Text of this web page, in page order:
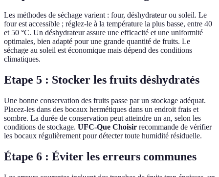
Les méthodes de séchage varient : four, déshydrateur ou soleil. Le
four est accessible ; réglez-le à la température la plus basse, entre 40
et 50 °C. Un déshydrateur assure une efficacité et une uniformité
optimales, bien adapté pour une grande quantité de fruits. Le
séchage au soleil est économique mais dépend des conditions
climatiques.
Etape 5 : Stocker les fruits déshydratés
Une bonne conservation des fruits passe par un stockage adéquat.
Placez-les dans des bocaux hermétiques dans un endroit frais et
sombre. La durée de conservation peut atteindre un an, selon les
conditions de stockage. UFC-Que Choisir recommande de vérifier
les bocaux régulièrement pour détecter toute humidité résiduelle.
Étape 6 : Éviter les erreurs communes